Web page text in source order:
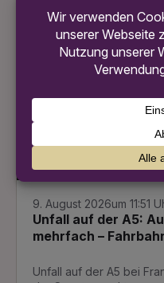
Weiterlesen
Blaulicht, Frankfurt, Sicherheit
9. August 2026um 11:51
Unfall auf der A5:
mehrfach –
Unfall auf der A5 bei